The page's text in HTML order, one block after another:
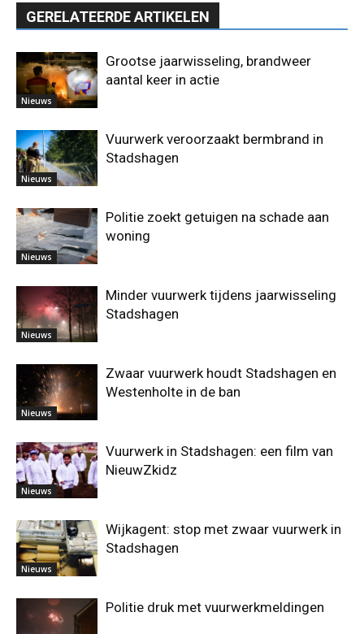
GERELATEERDE ARTIKELEN
Nieuws
Grootse jaarwisseling, brandweer
aantal keer in actie
Nieuws
Vuurwerk veroorzaakt bermbrand in
Stadshagen
Nieuws
Politie zoekt getuigen na schade aan
woning
Nieuws
Minder vuurwerk tijdens jaarwisseling
Stadshagen
Nieuws
Zwaar vuurwerk houdt Stadshagen en
Westenholte in de ban
Nieuws
Vuurwerk in Stadshagen: een film van
NieuwZkidz
Nieuws
Wijkagent: stop met zwaar vuurwerk in
Stadshagen
Politie druk met vuurwerkmeldingen